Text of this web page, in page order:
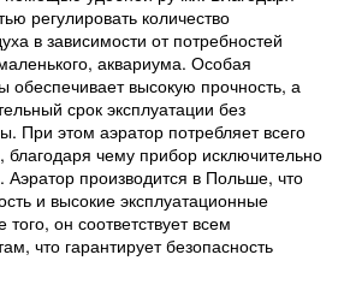
регулировать количество
в зависимости от потребностей
аквариума. Особая
обеспечивает высокую прочность, а
срок эксплуатации без
При этом аэратор потребляет всего
благодаря чему прибор исключительно
Аэратор производится в Польше, что
и высокие эксплуатационные
он соответствует всем
что гарантирует безопасность